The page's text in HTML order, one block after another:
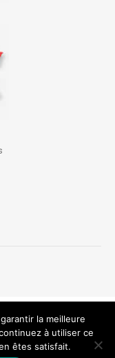
la meilleure
à utiliser ce
êtes satisfait.